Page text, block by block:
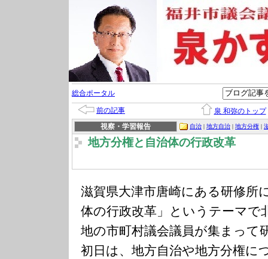
総合ポータル
前の記事
泉 和弥のトップ
視察・学習報告
自治 | 地方自治 | 地方分権 |
地方分権と自治体の行政改革
滋賀県大津市唐崎にある研修所
体の行政改革」というテーマで
地の市町村議会議員が集まって
初日は、地方自治や地方分権に